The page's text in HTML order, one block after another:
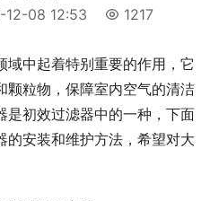
12-08 12:53 1217
域中起着特别重要的作用，它
颗粒物，保障室内空气的清洁
是初效过滤器中的一种，下面
的安装和维护方法，希望对大